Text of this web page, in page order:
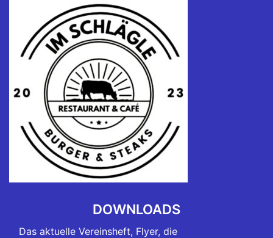
DOWNLOADS
Das aktuelle Vereinsheft, Flyer, die